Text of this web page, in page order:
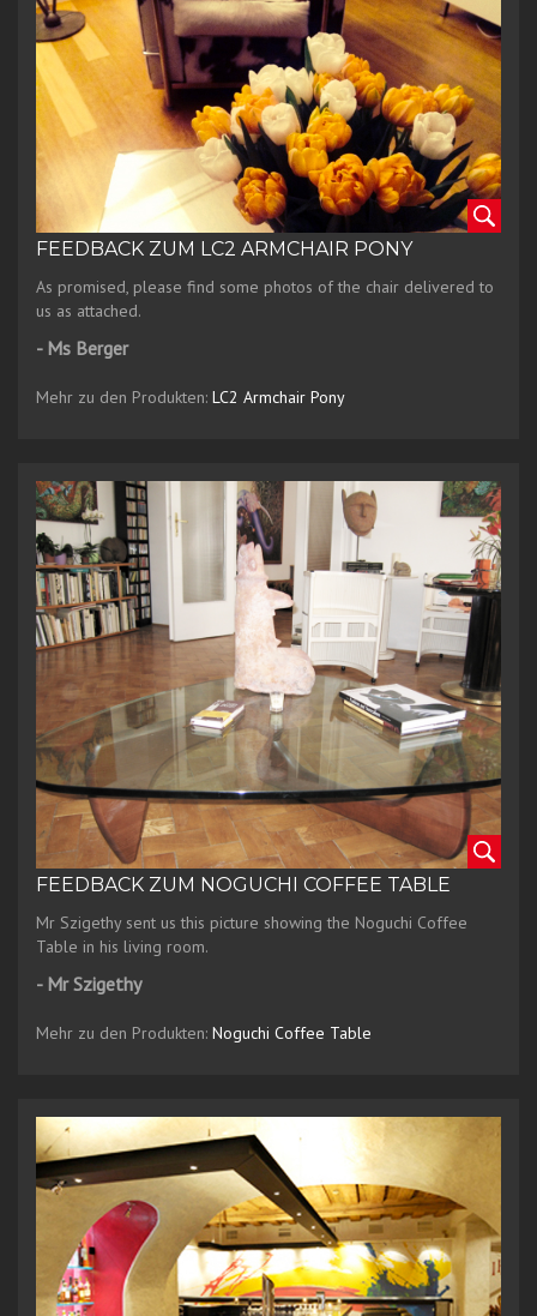
FEEDBACK ZUM LC2 ARMCHAIR PONY
As promised, please find some photos of the chair delivered to
us as attached.
- Ms Berger
Mehr zu den Produkten: LC2 Armchair Pony
FEEDBACK ZUM NOGUCHI COFFEE TABLE
Mr Szigethy sent us this picture showing the Noguchi Coffee
Table in his living room.
- Mr Szigethy
Mehr zu den Produkten: Noguchi Coffee Table